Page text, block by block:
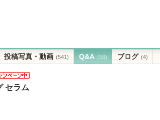
投稿写真・動画 (541) Q&A (58) ブログ (4)
エ
セラム